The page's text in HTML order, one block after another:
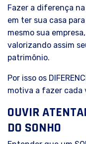
Fazer a diferença
em ter sua casa
mesmo sua
valorizando assim
patrimônio.
Por isso os
motiva a fazer cada
OUVIR
DO SONHO